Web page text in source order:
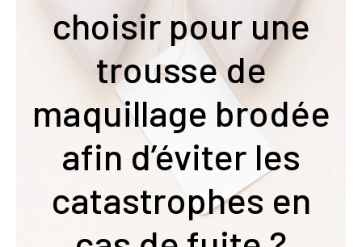
choisir pour une
trousse de
maquillage brodée
afin d’éviter les
catastrophes en